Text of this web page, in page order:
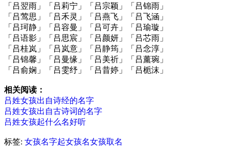
「吕翌雨」「吕莉宁」「吕宗颖」「吕锦雨」
「吕莺思」「吕禾灵」「吕燕飞」「吕飞涵」
「吕珂静」「吕容曼」「吕可卉」「吕瑜璇」
「吕语影」「吕思宸」「吕颜妍」「吕芯雨」
「吕桂岚」「吕岚意」「吕静筠」「吕念淳」
「吕锦馨」「吕曼缘」「吕美祈」「吕薰琬」
「吕俞娴」「吕雯纾」「吕昔婷」「吕栀沫」
相关阅读：
吕姓女孩出自诗经的名字
吕姓女孩出自古诗词的名字
吕姓女孩起什么名好听
标签: 女孩名字起女孩名女孩取名